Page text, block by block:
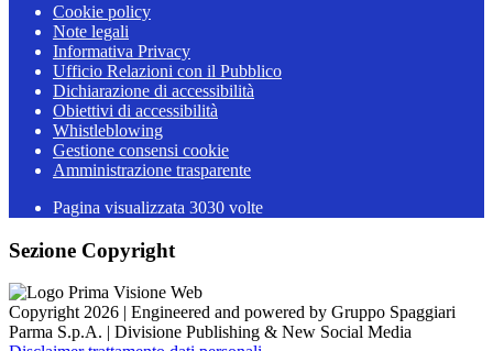
Cookie policy
Note legali
Informativa Privacy
Ufficio Relazioni con il Pubblico
Dichiarazione di accessibilità
Obiettivi di accessibilità
Whistleblowing
Gestione consensi cookie
Amministrazione trasparente
Pagina visualizzata 3030 volte
Sezione Copyright
Copyright 2026 | Engineered and powered by Gruppo Spaggiari
Parma S.p.A. | Divisione Publishing & New Social Media